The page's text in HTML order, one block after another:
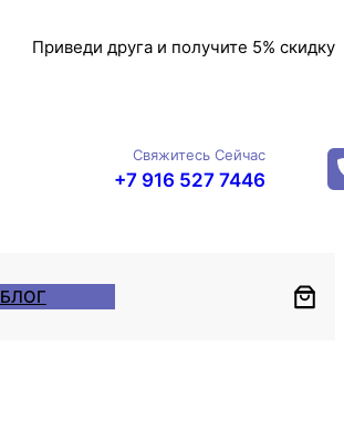
Приведи друга и получите 5% скидку
Свяжитесь Сейчас
+7 916 527 7446
БЛОГ